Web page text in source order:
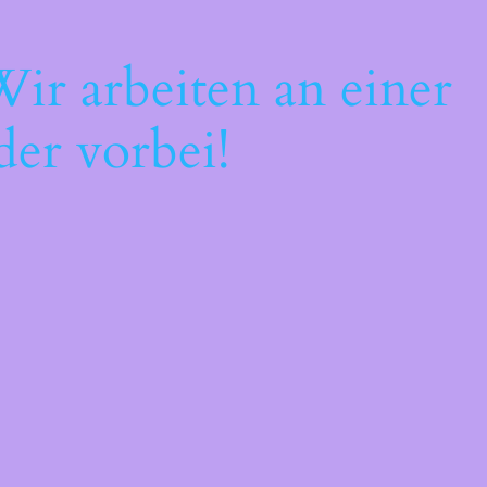
arbeiten an einer
vorbei!